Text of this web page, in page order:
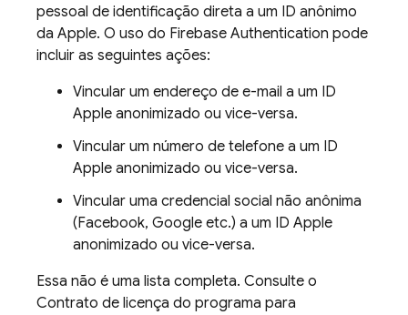
pessoal de identificação direta a um ID anônimo
da Apple. O uso do Firebase Authentication pode
incluir as seguintes ações:
Vincular um endereço de e-mail a um ID
Apple anonimizado ou vice-versa.
Vincular um número de telefone a um ID
Apple anonimizado ou vice-versa.
Vincular uma credencial social não anônima
(Facebook, Google etc.) a um ID Apple
anonimizado ou vice-versa.
Essa não é uma lista completa. Consulte o
Contrato de licença do programa para